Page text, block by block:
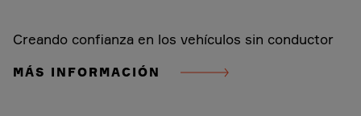
Creando confianza en los vehículos sin conductor
MÁS INFORMACIÓN